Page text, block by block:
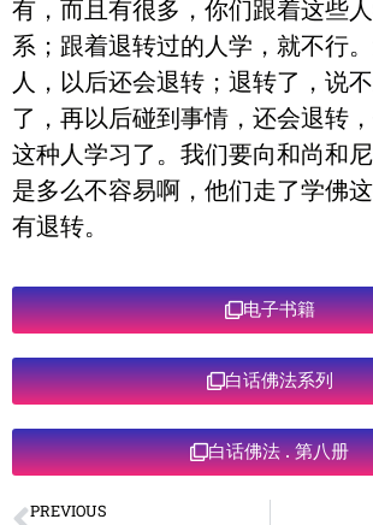
有，而且有很多，你们跟着这些
系；跟着退转过的人学，就不行
人，以后还会退转；退转了，说
了，再以后碰到事情，还会退转
这种人学习了。我们要向和尚和
是多么不容易啊，他们走了学佛
有退转。
电子书籍
白话佛法系列
白话佛法 . 第八册
PREVIOUS